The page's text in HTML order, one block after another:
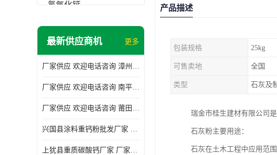
氢氧化钙
氧化钙
最新供应商机 更多
厂家供应 欢迎电话咨询 漳州活性重钙粉
厂家供应 欢迎电话咨询 南平活性重钙粉批发厂
厂家供应 欢迎电话咨询 莆田高白度重钙粉厂家
兴国县涂料重钙粉批发厂家 厂家供应 欢迎电话咨询
上犹县重质碳酸钙厂家 厂家供应 欢迎电话咨询
产品描述
包装规格 25kg
可售卖地 全国
类型 石灰及
瑞金市桂生建材有限公司
石灰粉主要用途：
石灰在土木工程中应用范